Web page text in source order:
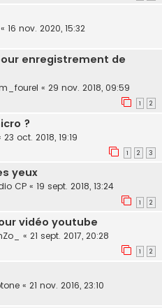
« 16 nov. 2020, 15:32
enregistrement de
« 29 nov. 2018, 09:59
1 2
?
23 oct. 2018, 19:19
1 2 3
yeux
CP « 19 sept. 2018, 13:24
1 2
vidéo youtube
« 21 sept. 2017, 20:28
1 2
« 21 nov. 2016, 23:10